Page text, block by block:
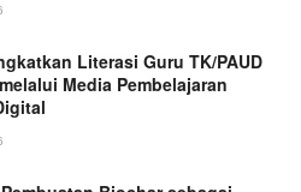
Literasi Guru TK/PAUD
Media Pembelajaran